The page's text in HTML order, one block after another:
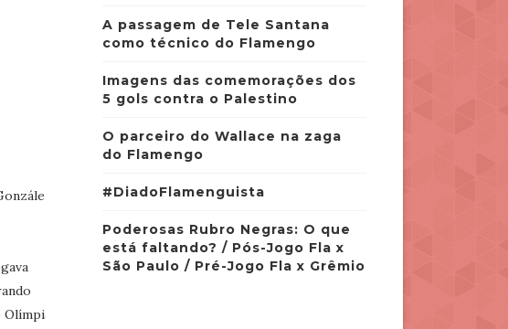
A passagem de Tele Santana
como técnico do Flamengo
Imagens das comemorações dos
5 gols contra o Palestino
O parceiro do Wallace na zaga
do Flamengo
#DiadoFlamenguista
Poderosas Rubro Negras: O que
está faltando? / Pós-Jogo Fla x
São Paulo / Pré-Jogo Fla x Grêmio